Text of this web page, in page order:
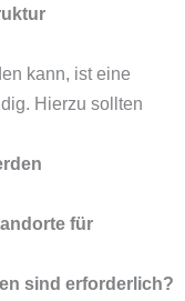
kann, ist eine
Hierzu sollten
für
sind erforderlich?